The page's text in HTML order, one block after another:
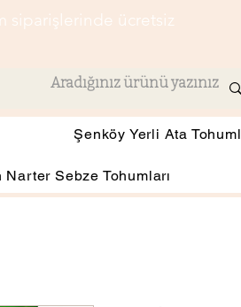
siparişlerinde ücretsiz
Şenköy Yerli Ata
Narter Sebze Tohumları